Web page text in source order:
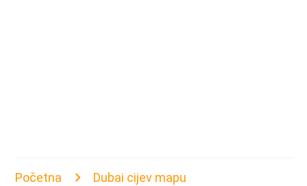
Početna Dubai cijev mapu